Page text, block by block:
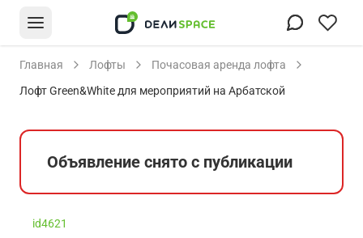
Главная Лофты
Почасовая аренда лофта
Лофт Green&White для мероприятий на Арбатской
Объявление снято с публикации
id4621